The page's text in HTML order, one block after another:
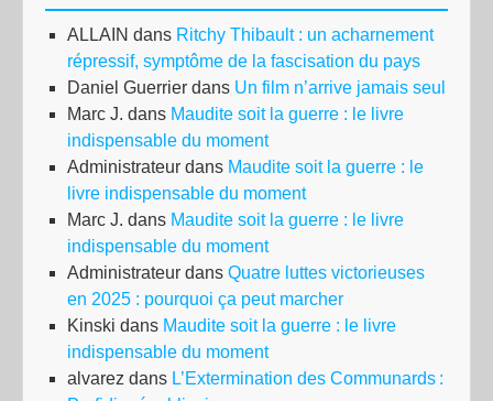
ALLAIN dans Ritchy Thibault : un acharnement
répressif, symptôme de la fascisation du pays
Daniel Guerrier dans Un film n’arrive jamais seul
Marc J. dans Maudite soit la guerre : le livre
indispensable du moment
Administrateur dans Maudite soit la guerre : le
livre indispensable du moment
Marc J. dans Maudite soit la guerre : le livre
indispensable du moment
Administrateur dans Quatre luttes victorieuses
en 2025 : pourquoi ça peut marcher
Kinski dans Maudite soit la guerre : le livre
indispensable du moment
alvarez dans L’Extermination des Communards :